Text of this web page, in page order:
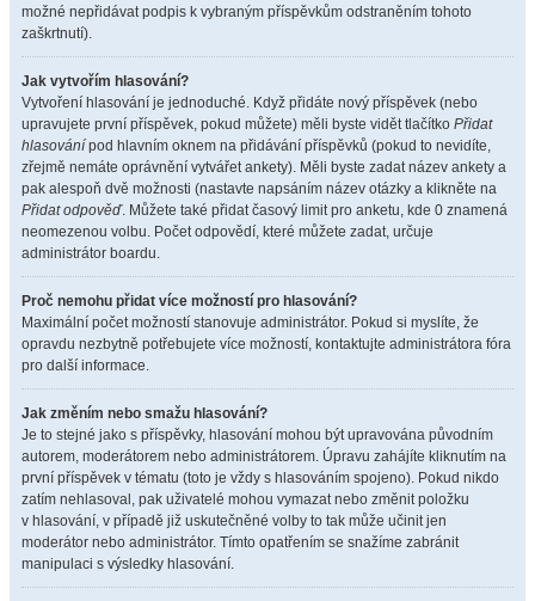
možné nepřidávat podpis k vybraným příspěvkům odstraněním tohoto
zaškrtnutí).
Jak vytvořím hlasování?
Vytvoření hlasování je jednoduché. Když přidáte nový příspěvek (nebo
upravujete první příspěvek, pokud můžete) měli byste vidět tlačítko Přidat
hlasování pod hlavním oknem na přidávání příspěvků (pokud to nevidíte,
zřejmě nemáte oprávnění vytvářet ankety). Měli byste zadat název ankety a
pak alespoň dvě možnosti (nastavte napsáním název otázky a klikněte na
Přidat odpověď. Můžete také přidat časový limit pro anketu, kde 0 znamená
neomezenou volbu. Počet odpovědí, které můžete zadat, určuje
administrátor boardu.
Proč nemohu přidat více možností pro hlasování?
Maximální počet možností stanovuje administrátor. Pokud si myslíte, že
opravdu nezbytně potřebujete více možností, kontaktujte administrátora fóra
pro další informace.
Jak změním nebo smažu hlasování?
Je to stejné jako s příspěvky, hlasování mohou být upravována původním
autorem, moderátorem nebo administrátorem. Úpravu zahájíte kliknutím na
první příspěvek v tématu (toto je vždy s hlasováním spojeno). Pokud nikdo
zatím nehlasoval, pak uživatelé mohou vymazat nebo změnit položku
v hlasování, v případě již uskutečněné volby to tak může učinit jen
moderátor nebo administrátor. Tímto opatřením se snažíme zabránit
manipulaci s výsledky hlasování.